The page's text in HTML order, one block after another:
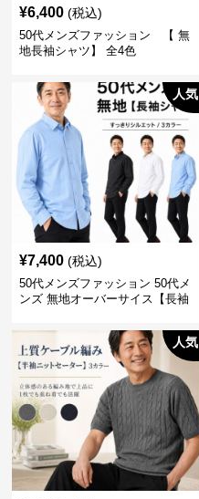
¥6,400 (税込)
50代メンズファッション 【 無
地長袖シャツ】 全4色
人気
¥7,400 (税込)
50代メンズファッション 50代メ
ンズ 無地オーバーサイス【長袖
人気